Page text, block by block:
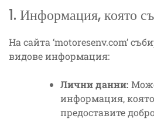
1. Информация, която
На сайта ‘motoresenv.com’
видове информация:
Лични данни:
информация,
предоставите